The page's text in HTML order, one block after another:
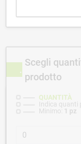
Scegli
prodotto
QUANTITÀ
Indica quanti
Minimo: 1 pz